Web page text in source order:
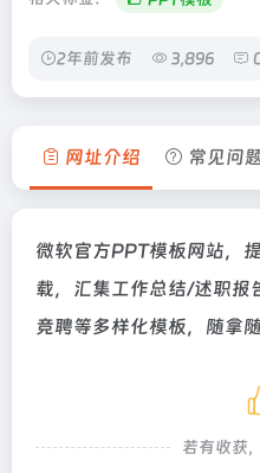
2年前发布 3,896
网址介绍 常见问
微软官方PPT模板网站，
载，汇集工作总结/述职
竞聘等多样化模板，随拿
若有收获